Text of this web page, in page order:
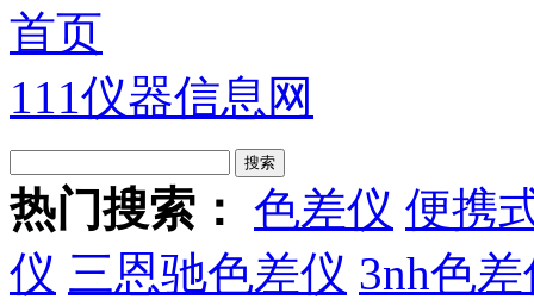
111仪器信息网
热门搜索： 色差仪 便携
仪 三恩驰色差仪 3nh色